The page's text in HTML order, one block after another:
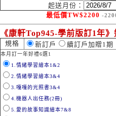
起送月份：
最低價TW$2200 -
《康軒Top945-學前版訂1年
規格 新訂戶 續訂戶加贈1期
本月訂一年好禮6選1
1.情緒學習繪本1&2
2.情緒學習繪本3&4
3.嘎嘎的光照書3&4
4.機器人出任務(2冊)
5.愛的故事知識繪本7&8